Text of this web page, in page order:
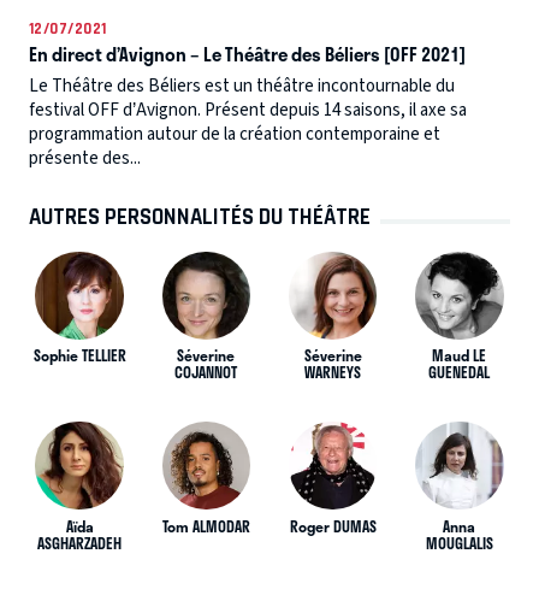
12/07/2021
En direct d’Avignon – Le Théâtre des Béliers [OFF 2021]
Le Théâtre des Béliers est un théâtre incontournable du
festival OFF d’Avignon. Présent depuis 14 saisons, il axe sa
programmation autour de la création contemporaine et
présente des...
AUTRES PERSONNALITÉS DU THÉÂTRE
Sophie TELLIER Séverine
COJANNOT
Séverine
WARNEYS
Maud LE
GUENEDAL
Aïda
ASGHARZADEH
Tom ALMODAR Roger DUMAS Anna
MOUGLALIS